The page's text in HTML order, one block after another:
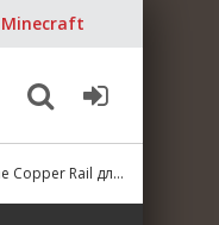
Minecraft
Rail для Майнкрафт [1.21.10, 1.21.9, 1.21.8]